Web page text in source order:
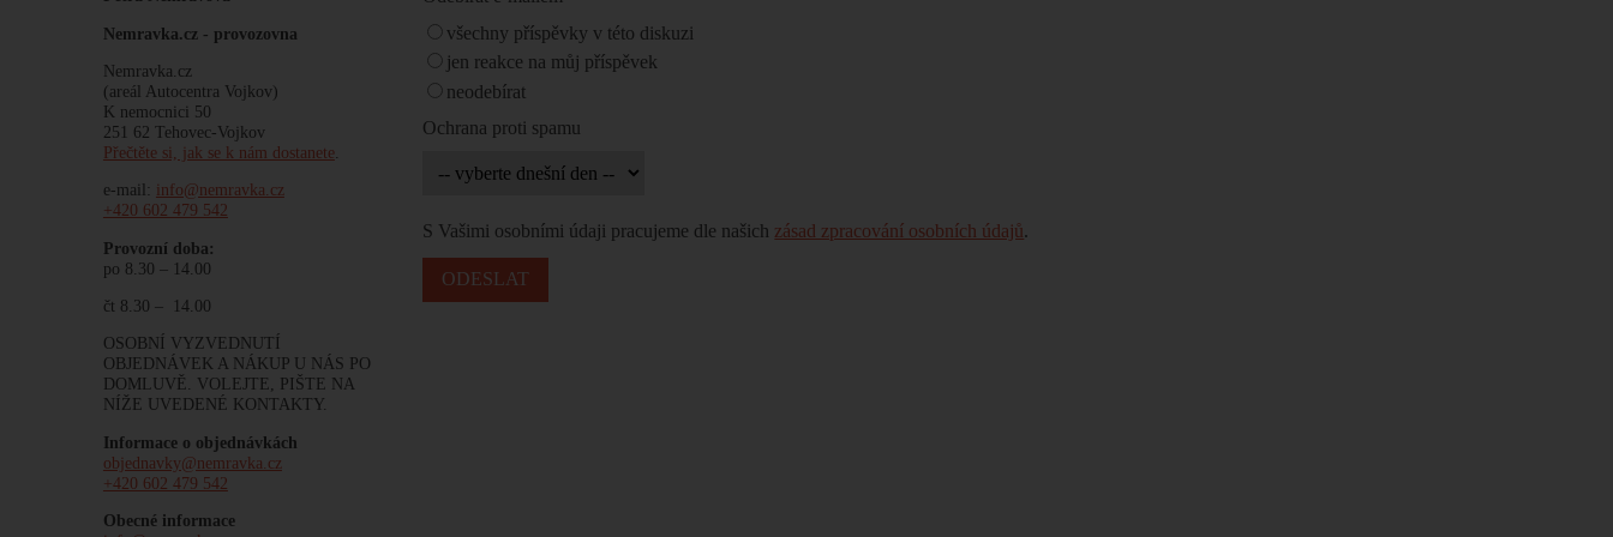
Nemravka.cz - provozovna
Nemravka.cz
(areál Autocentra Vojkov)
K nemocnici 50
251 62 Tehovec-Vojkov
Přečtěte si, jak se k nám dostanete.
e-mail: info@nemravka.cz
+420 602 479 542
Provozní doba:
po 8.30 – 14.00
čt 8.30 – 14.00
OSOBNÍ VYZVEDNUTÍ
OBJEDNÁVEK A NÁKUP U NÁS PO
DOMLUVĚ. VOLEJTE, PIŠTE NA
NÍŽE UVEDENÉ KONTAKTY.
Informace o objednávkách
objednavky@nemravka.cz
+420 602 479 542
Obecné informace
všechny příspěvky v této diskuzi
jen reakce na můj příspěvek
neodebírat
Ochrana proti spamu
S Vašimi osobními údaji pracujeme dle našich zásad zpracování osobních údajů.